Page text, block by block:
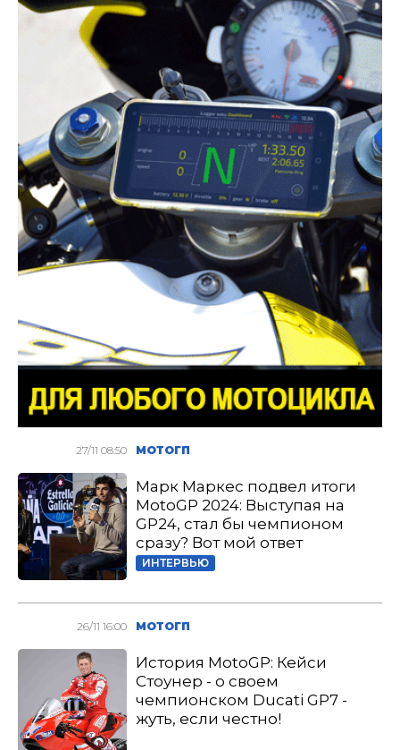
27/11 08:50 МОТОГП
Марк Маркес подвел итоги
MotoGP 2024: Выступая на
GP24, стал бы чемпионом
сразу? Вот мой ответ
ИНТЕРВЬЮ
26/11 16:00 МОТОГП
История MotoGP: Кейси
Стоунер - о своем
чемпионском Ducati GP7 -
жуть, если честно!